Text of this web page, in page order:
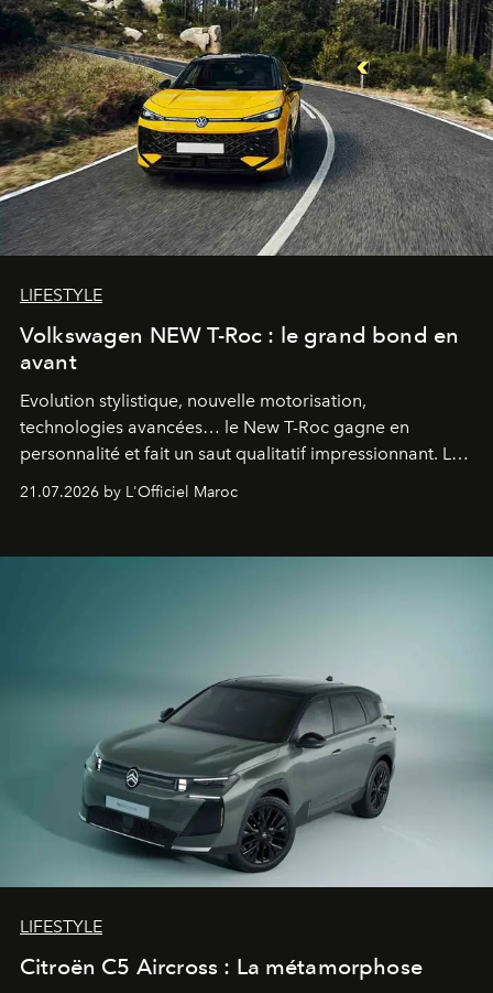
LIFESTYLE
Volkswagen NEW T-Roc : le grand bond en
avant
Evolution stylistique, nouvelle motorisation,
technologies avancées… le New T-Roc gagne en
personnalité et fait un saut qualitatif impressionnant. Le
fétiche pour le rendre plus premium. Et le pari semble
21.07.2026 by L'Officiel Maroc
LIFESTYLE
Citroën C5 Aircross : La métamorphose